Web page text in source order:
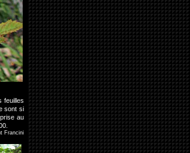
feuilles
sont si
au
Francini